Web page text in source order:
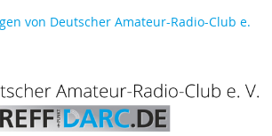
von Deutscher Amateur-Radio-Club e.